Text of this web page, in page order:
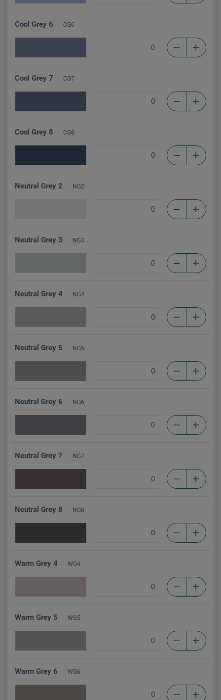
Cool Grey 6 CG6
Cool Grey 7 CG7
Cool Grey 8 CG8
Neutral Grey 2 NG2
Neutral Grey 3 NG3
Neutral Grey 4 NG4
Neutral Grey 5 NG5
Neutral Grey 6 NG6
Neutral Grey 7 NG7
Neutral Grey 8 NG8
Warm Grey 4 WG4
Warm Grey 5 WG5
Warm Grey 6 WG6